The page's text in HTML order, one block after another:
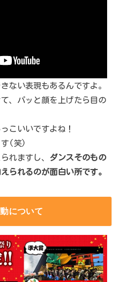
ない表現もあるんですよ。
、パッと顔を上げたら目の
こいいですよね！
す(笑)
れますし、 ダンスそのもの
られるのが面白い所です。
について